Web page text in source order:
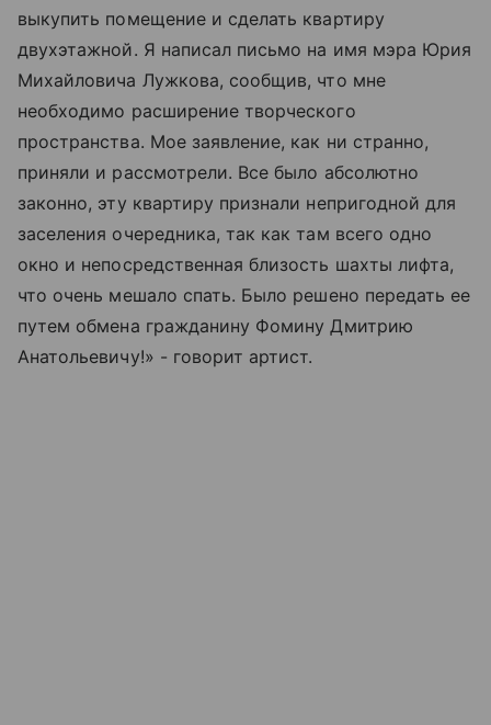
выкупить помещение и сделать квартиру
двухэтажной. Я написал письмо на имя мэра Юрия
Михайловича Лужкова, сообщив, что мне
необходимо расширение творческого
пространства. Мое заявление, как ни странно,
приняли и рассмотрели. Все было абсолютно
законно, эту квартиру признали непригодной для
заселения очередника, так как там всего одно
окно и непосредственная близость шахты лифта,
что очень мешало спать. Было решено передать ее
путем обмена гражданину Фомину Дмитрию
Анатольевичу!» - говорит артист.